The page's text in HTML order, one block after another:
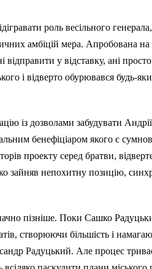
роль весільного
амбіцій мера. Апробована
у відставку, ані
і відверто обурювався будь-
із дозволами забудувати
бенефіціаром якого є
проекту серед братви,
зайняв непохитну позицію,
пізніше. Поки Сашко
створюючи більшість і
Радуцький. Але процес